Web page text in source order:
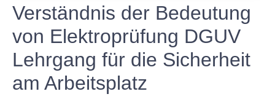
Verständnis der Bedeutung
von Elektroprüfung DGUV
Lehrgang für die Sicherheit
am Arbeitsplatz